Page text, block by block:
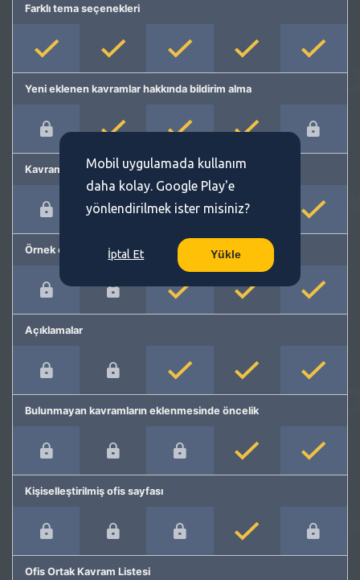
Farklı tema seçenekleri
Yeni eklenen kavramlar hakkında bildirim alma
Kavram önerme
Örnek cümleler
Açıklamalar
Bulunmayan kavramların eklenmesinde öncelik
Kişiselleştirilmiş ofis sayfası
Ofis Ortak Kavram Listesi
Mobil uygulamada kullanım
daha kolay. Google Play'e
yönlendirilmek ister misiniz?
İptal Et Yükle